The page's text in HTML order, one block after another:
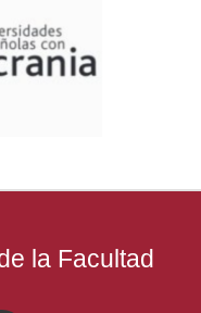
la Facultad